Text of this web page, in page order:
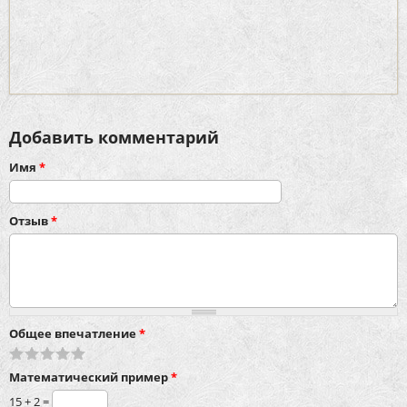
Добавить комментарий
Имя *
Отзыв*
Общее впечатление*
Математический пример*
15 + 2 =